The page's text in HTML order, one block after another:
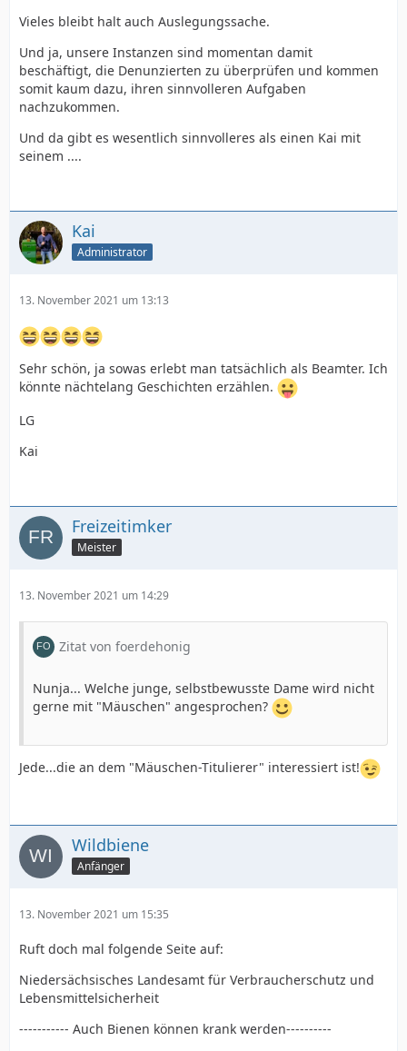
Vieles bleibt halt auch Auslegungssache.
Und ja, unsere Instanzen sind momentan damit
beschäftigt, die Denunzierten zu überprüfen und kommen
somit kaum dazu, ihren sinnvolleren Aufgaben
nachzukommen.
Und da gibt es wesentlich sinnvolleres als einen Kai mit
seinem ....
Kai
Administrator
13. November 2021 um 13:13
Sehr schön, ja sowas erlebt man tatsächlich als Beamter. Ich
könnte nächtelang Geschichten erzählen.
LG
Kai
Freizeitimker
Meister
13. November 2021 um 14:29
Zitat von foerdehonig
Nunja... Welche junge, selbstbewusste Dame wird nicht
gerne mit "Mäuschen" angesprochen?
Jede...die an dem "Mäuschen-Titulierer" interessiert ist!
Wildbiene
Anfänger
13. November 2021 um 15:35
Ruft doch mal folgende Seite auf:
Niedersächsisches Landesamt für Verbraucherschutz und
Lebensmittelsicherheit
----------- Auch Bienen können krank werden----------